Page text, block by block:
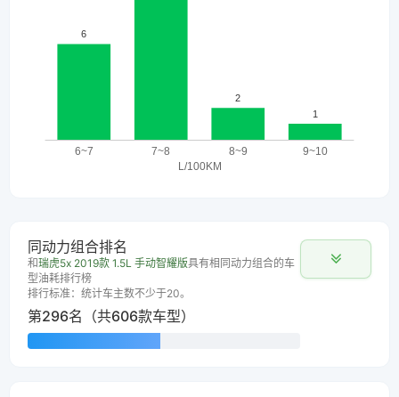
同动力组合排名
和瑞虎5x 2019款 1.5L 手动智耀版具有相同动力组合的车
型油耗排行榜
排行标准：统计车主数不少于20。
第296名（共606款车型）